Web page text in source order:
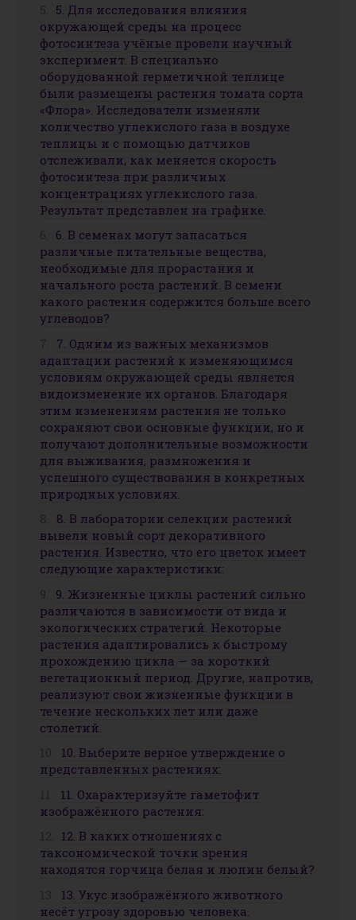
5. Для исследования влияния
окружающей среды на процесс
фотосинтеза учёные провели научный
эксперимент. В специально
оборудованной герметичной теплице
были размещены растения томата сорта
«Флора». Исследователи изменяли
количество углекислого газа в воздухе
теплицы и с помощью датчиков
отслеживали, как меняется скорость
фотосинтеза при различных
концентрациях углекислого газа.
Результат представлен на графике.
6. В семенах могут запасаться
различные питательные вещества,
необходимые для прорастания и
начального роста растений. В семени
какого растения содержится больше всего
углеводов?
7. Одним из важных механизмов
адаптации растений к изменяющимся
условиям окружающей среды является
видоизменение их органов. Благодаря
этим изменениям растения не только
сохраняют свои основные функции, но и
получают дополнительные возможности
для выживания, размножения и
успешного существования в конкретных
природных условиях.
8. В лаборатории селекции растений
вывели новый сорт декоративного
растения. Известно, что его цветок имеет
следующие характеристики:
9. Жизненные циклы растений сильно
различаются в зависимости от вида и
экологических стратегий. Некоторые
растения адаптировались к быстрому
прохождению цикла — за короткий
вегетационный период. Другие, напротив,
реализуют свои жизненные функции в
течение нескольких лет или даже
столетий.
10. Выберите верное утверждение о
представленных растениях:
11. Охарактеризуйте гаметофит
изображённого растения:
12. В каких отношениях с
таксономической точки зрения
находятся горчица белая и люпин белый?
13. Укус изображённого животного
несёт угрозу здоровью человека.